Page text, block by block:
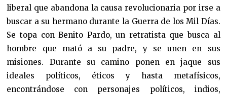
liberal que abandona la causa revolucionaria por irse a
buscar a su hermano durante la Guerra de los Mil Días.
Se topa con Benito Pardo, un retratista que busca al
hombre que mató a su padre, y se unen en sus
misiones. Durante su camino ponen en jaque sus
ideales políticos, éticos y hasta metafísicos,
encontrándose con personajes políticos, indios,